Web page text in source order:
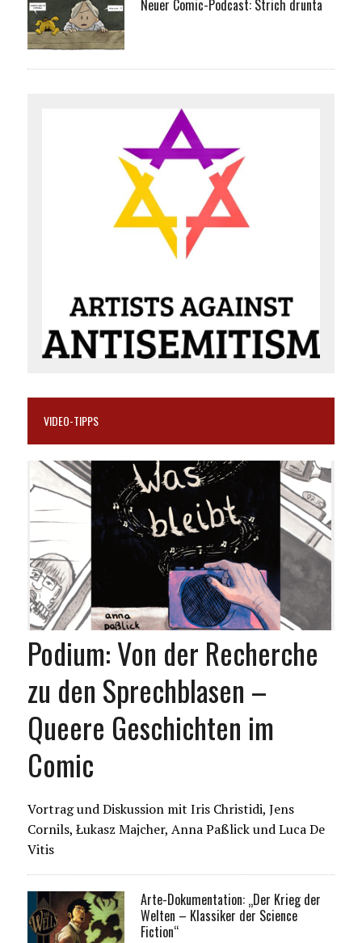
Neuer Comic-Podcast: Strich drunta
VIDEO-TIPPS
Podium: Von der Recherche
zu den Sprechblasen –
Queere Geschichten im
Comic
Vortrag und Diskussion mit Iris Christidi, Jens
Cornils, Łukasz Majcher, Anna Paßlick und Luca De
Vitis
Arte-Dokumentation: „Der Krieg der
Welten – Klassiker der Science
Fiction“